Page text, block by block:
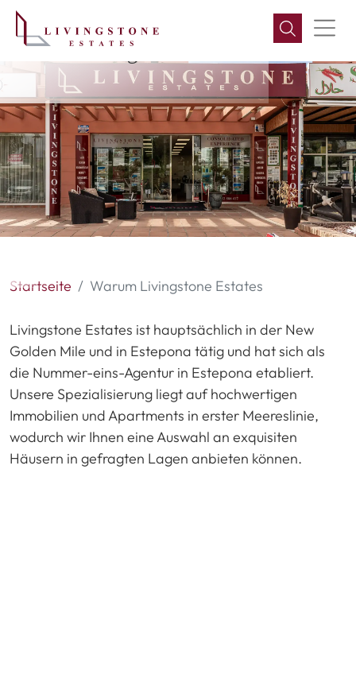
Warum Livingstone Estates
Startseite Warum Livingstone Estates
Livingstone Estates ist hauptsächlich in der New
Golden Mile und in Estepona tätig und hat sich als
die Nummer-eins-Agentur in Estepona etabliert.
Unsere Spezialisierung liegt auf hochwertigen
Immobilien und Apartments in erster Meereslinie,
wodurch wir Ihnen eine Auswahl an exquisiten
Häusern in gefragten Lagen anbieten können.